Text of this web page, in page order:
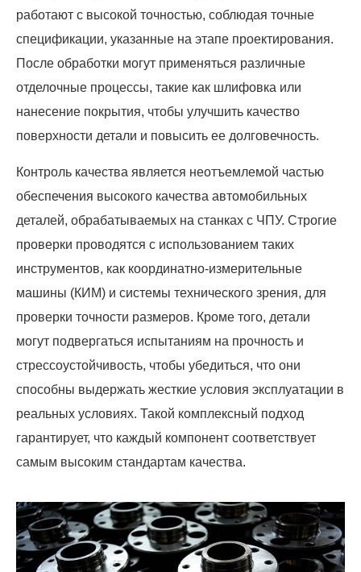
работают с высокой точностью, соблюдая точные
спецификации, указанные на этапе проектирования.
После обработки могут применяться различные
отделочные процессы, такие как шлифовка или
нанесение покрытия, чтобы улучшить качество
поверхности детали и повысить ее долговечность.
Контроль качества является неотъемлемой частью
обеспечения высокого качества автомобильных
деталей, обрабатываемых на станках с ЧПУ. Строгие
проверки проводятся с использованием таких
инструментов, как координатно-измерительные
машины (КИМ) и системы технического зрения, для
проверки точности размеров. Кроме того, детали
могут подвергаться испытаниям на прочность и
стрессоустойчивость, чтобы убедиться, что они
способны выдержать жесткие условия эксплуатации в
реальных условиях. Такой комплексный подход
гарантирует, что каждый компонент соответствует
самым высоким стандартам качества.